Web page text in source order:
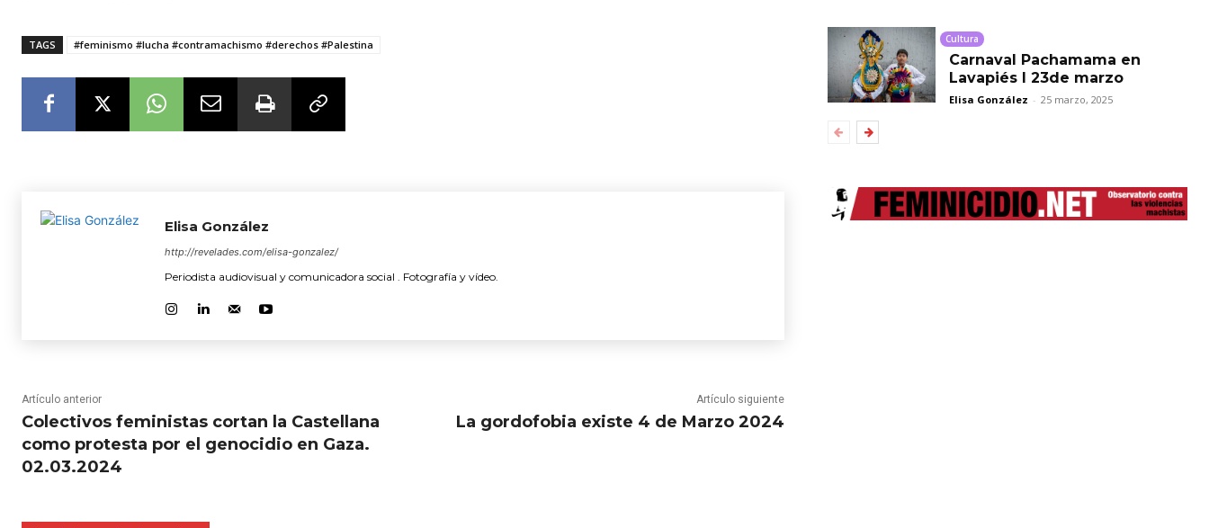
TAGS #feminismo #lucha #contramachismo #derechos #Palestina
Elisa González
http://revelades.com/elisa-gonzalez/
Periodista audiovisual y comunicadora social . Fotografía y vídeo.
Artículo anterior
Colectivos feministas cortan la Castellana
como protesta por el genocidio en Gaza.
02.03.2024
Artículo siguiente
La gordofobia existe 4 de Marzo 2024
Cultura
Carnaval Pachamama en
Lavapiés I 23de marzo
Elisa González - 25 marzo, 2025